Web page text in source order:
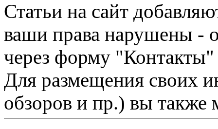
Статьи на сайт
ваши права нарушены -
через форму "Контакты"
Для размещения своих
обзоров и пр.) вы также